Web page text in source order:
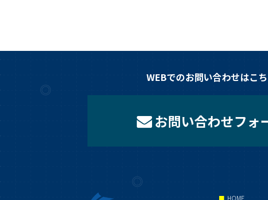
WEBでのお問い合わせはこ
お問い合わせフォ
HOME